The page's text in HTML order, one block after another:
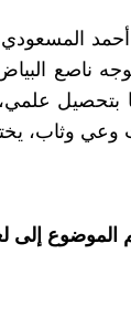
بتحصيل
وعي وثاب،
الموضوع إلى